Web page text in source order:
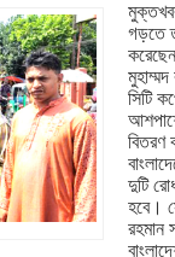
গড়তে
সিটি
বিতরণ
দুটি
হবে।
রহমান